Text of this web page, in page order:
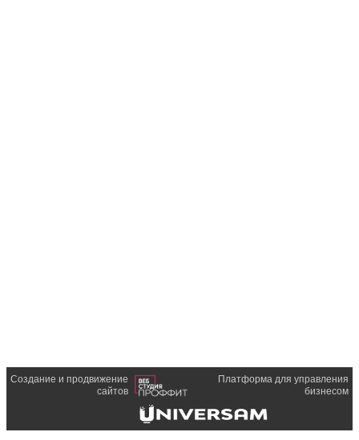
Создание и продвижение
сайтов
Платформа для управления
бизнесом